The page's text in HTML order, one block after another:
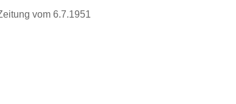
vom 6.7.1951